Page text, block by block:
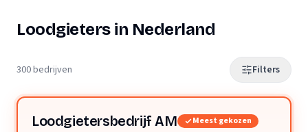
Loodgieters in Nederland
300 bedrijven Filters
Loodgietersbedrijf AM Meest gekozen